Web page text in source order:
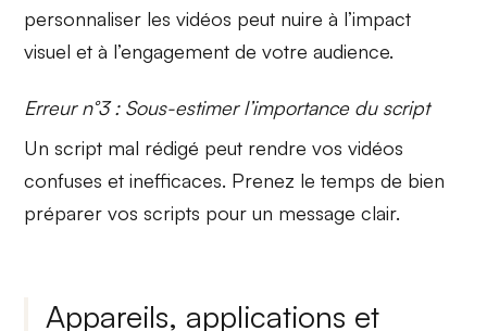
personnaliser les vidéos peut nuire à l’impact
visuel et à l’engagement de votre audience.
Erreur n°3 : Sous-estimer l’importance du script
Un script mal rédigé peut rendre vos vidéos
confuses et inefficaces. Prenez le temps de bien
préparer vos scripts pour un message clair.
Appareils, applications et